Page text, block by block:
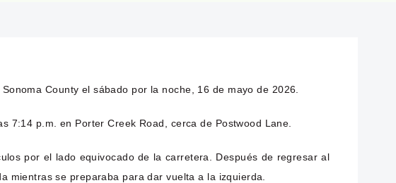
County el sábado por la noche, 16 de mayo de 2026.
7:14 p.m. en Porter Creek Road, cerca de Postwood Lane.
por el lado equivocado de la carretera. Después de regresar al
mientras se preparaba para dar vuelta a la izquierda.